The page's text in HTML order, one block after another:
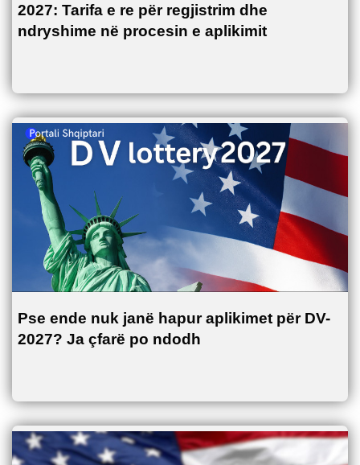
2027: Tarifa e re për regjistrim dhe
ndryshime në procesin e aplikimit
Pse ende nuk janë hapur aplikimet për DV-
2027? Ja çfarë po ndodh